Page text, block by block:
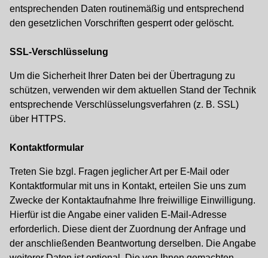
entsprechenden Daten routinemäßig und entsprechend
den gesetzlichen Vorschriften gesperrt oder gelöscht.
SSL-Verschlüsselung
Um die Sicherheit Ihrer Daten bei der Übertragung zu
schützen, verwenden wir dem aktuellen Stand der Technik
entsprechende Verschlüsselungsverfahren (z. B. SSL)
über HTTPS.
Kontaktformular
Treten Sie bzgl. Fragen jeglicher Art per E-Mail oder
Kontaktformular mit uns in Kontakt, erteilen Sie uns zum
Zwecke der Kontaktaufnahme Ihre freiwillige Einwilligung.
Hierfür ist die Angabe einer validen E-Mail-Adresse
erforderlich. Diese dient der Zuordnung der Anfrage und
der anschließenden Beantwortung derselben. Die Angabe